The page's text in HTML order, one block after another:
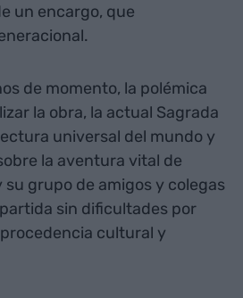
un encargo, que
de momento, la polémica
la obra, la actual Sagrada
universal del mundo y
la aventura vital de
su grupo de amigos y colegas
sin dificultades por
cultural y